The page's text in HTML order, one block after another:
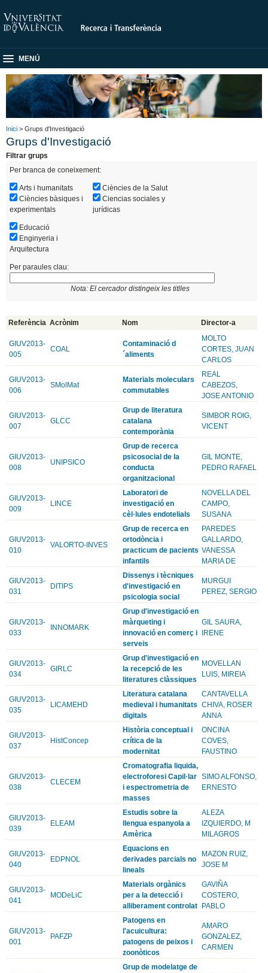
MENÚ
Inici > Grups d'Investigació
Grups d'Investigació
Filtrar grups
Per branca de coneixement:
Arts i humanitats
Ciències bàsiques i
experimentals
Ciències de la Salut
Ciencias sociales y
jurídicas
Educació
Enginyeria i
Arquitectura
Per paraules clau:
Nota: El cercador distingeix les titlles
Referència Acrònim Nom Director-a
GIUV2013-
005
COAL
Contaminació d
´aliments
MOLTO
CORTES, JUAN
CARLOS
GIUV2013-
006
SMolMat
Materials moleculars
commutables
REAL
CABEZOS,
JOSE ANTONIO
GIUV2013-
007
GLCC
Grup de literatura
catalana
contemporània
SIMBOR ROIG,
VICENT
GIUV2013-
008
UNIPSICO
Grup de recerca
psicosocial de la
conducta
organitzacional
GIL MONTE,
PEDRO RAFAEL
GIUV2013-
009
LINCE
Laboratori de
investigació en
cèl·lules endotelials
NOVELLA DEL
CAMPO,
SUSANA
GIUV2013-
010
VALORTO-INVES
Grup de recerca en
ortodòncia i
practicum de pacients
infantils
PAREDES
GALLARDO,
VANESSA
MARIA DE
GIUV2013-
031
DITIPS
Dissenys i tècniques
d'investigació en
psicologia social
MURGUI
PEREZ, SERGIO
GIUV2013-
033
INNOMARK
Grup d'investigació en
màrqueting i
innovació en comerç i
serveis
GIL SAURA,
IRENE
GIUV2013-
034
GIRLC
Grup d'investigació en
la recepció de les
literatures clàssiques
MOVELLAN
LUIS, MIREIA
GIUV2013-
035
LICAMEHD
Literatura catalana
medieval i humanitats
digitals
CANTAVELLA
CHIVA, ROSER
ANNA
GIUV2013-
037
HistConcep
Història conceptual i
crítica de la
modernitat
ONCINA
COVES,
FAUSTINO
GIUV2013-
038
CLECEM
Cromatografia liquida,
electroforesi Capil·lar
i espectrometria de
masses
SIMO ALFONSO,
ERNESTO
GIUV2013-
039
ELEAM
Estudis sobre la
llengua espanyola a
Amèrica
ALEZA
IZQUIERDO, M
MILAGROS
GIUV2013-
040
EDPNOL
Equacions en
derivades parcials no
lineals
MAZON RUIZ,
JOSE M
GIUV2013-
041
MODeLiC
Materials orgànics
per a la detecció i
alliberament controlat
GAVIÑA
COSTERO,
PABLO
GIUV2013-
001
PAFZP
Patogens en
l'acuicultura:
patogens de peixos i
zoonòticos
AMARO
GONZALEZ,
CARMEN
Grup de modelatge de